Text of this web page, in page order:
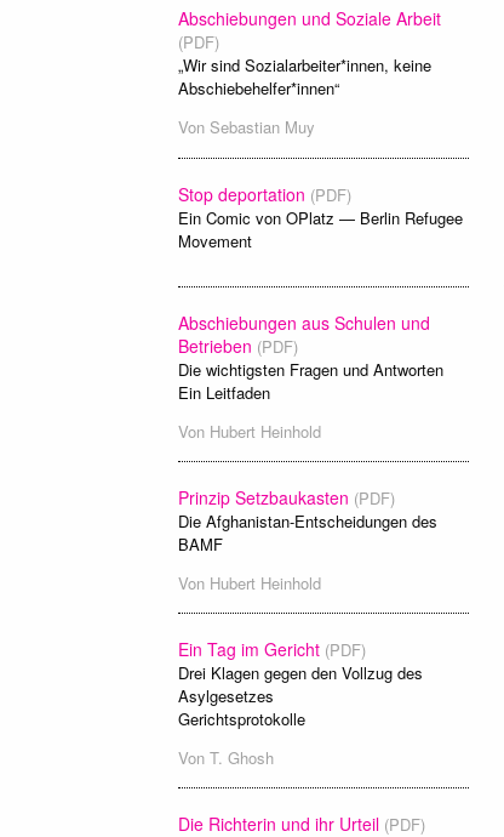
Abschiebungen und Soziale Arbeit
(PDF)
„Wir sind Sozialarbeiter*innen, keine
Abschiebehelfer*innen“
Von Sebastian Muy
Stop deportation (PDF)
Ein Comic von OPlatz — Berlin Refugee
Movement
Abschiebungen aus Schulen und
Betrieben (PDF)
Die wichtigsten Fragen und Antworten
Ein Leitfaden
Von Hubert Heinhold
Prinzip Setzbaukasten (PDF)
Die Afghanistan-Entscheidungen des
BAMF
Von Hubert Heinhold
Ein Tag im Gericht (PDF)
Drei Klagen gegen den Vollzug des
Asylgesetzes
Gerichtsprotokolle
Von T. Ghosh
Die Richterin und ihr Urteil (PDF)